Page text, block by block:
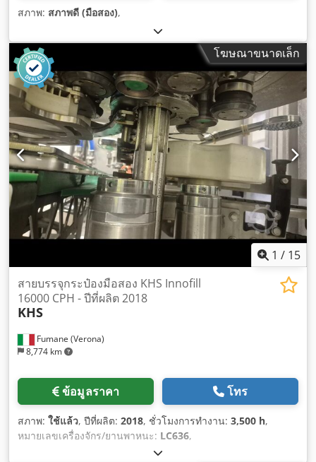
สภาพ: สภาพดี (มือสอง),
โฆษณาขนาดเล็ก
1 / 15
Fumane (Verona)
8,774 km
สายบรรจุกระป๋องมือสอง KHS Innofill
16000 CPH - ปีที่ผลิต 2018
KHS
ข้อมูลราคา โทร
สภาพ: ใช้แล้ว, ปีที่ผลิต: 2018, ชั่วโมงการทำงาน: 3,500 h,
หมายเลขเครื่องจักร/ยานพาหนะ: LC636,